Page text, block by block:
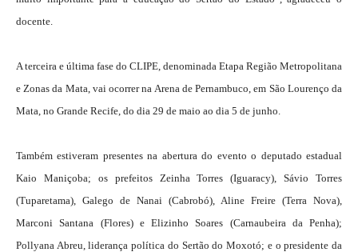
docente.
A terceira e última fase do CLIPE, denominada Etapa Região Metropolitana
e Zonas da Mata, vai ocorrer na Arena de Pernambuco, em São Lourenço da
Mata, no Grande Recife, do dia 29 de maio ao dia 5 de junho.
Também estiveram presentes na abertura do evento o deputado estadual
Kaio Maniçoba; os prefeitos Zeinha Torres (Iguaracy), Sávio Torres
(Tuparetama), Galego de Nanai (Cabrobó), Aline Freire (Terra Nova),
Marconi Santana (Flores) e Elizinho Soares (Carnaubeira da Penha);
Pollyana Abreu, liderança política do Sertão do Moxotó; e o presidente da